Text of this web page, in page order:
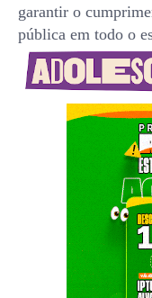
garantir o
pública em todo o